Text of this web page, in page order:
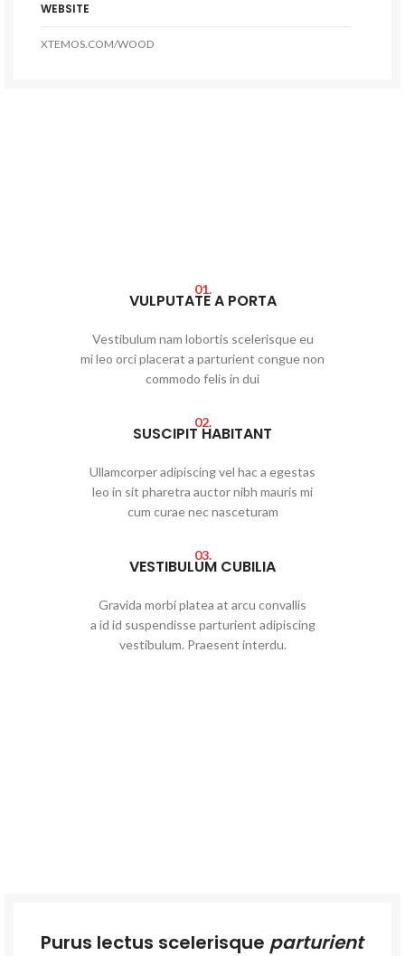
WEBSITE
XTEMOS.COM/WOOD
01.
VULPUTATE A PORTA
Vestibulum nam lobortis scelerisque eu
mi leo orci placerat a parturient congue non
commodo felis in dui
02.
SUSCIPIT HABITANT
Ullamcorper adipiscing vel hac a egestas
leo in sit pharetra auctor nibh mauris mi
cum curae nec nasceturam
03.
VESTIBULUM CUBILIA
Gravida morbi platea at arcu convallis
a id id suspendisse parturient adipiscing
vestibulum. Praesent interdu.
Purus lectus scelerisque parturient